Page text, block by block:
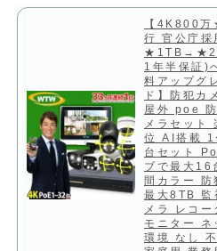
【4K800
行 官公庁採
1年半保証)
料アップグ
ド】防犯カ
屋外 poe 防
メラセット
位 AI搭載 1
台セット
ブで最大16
間カラー 防
最大8TB 監
メラ レコー
モニター ネ
環境 なし